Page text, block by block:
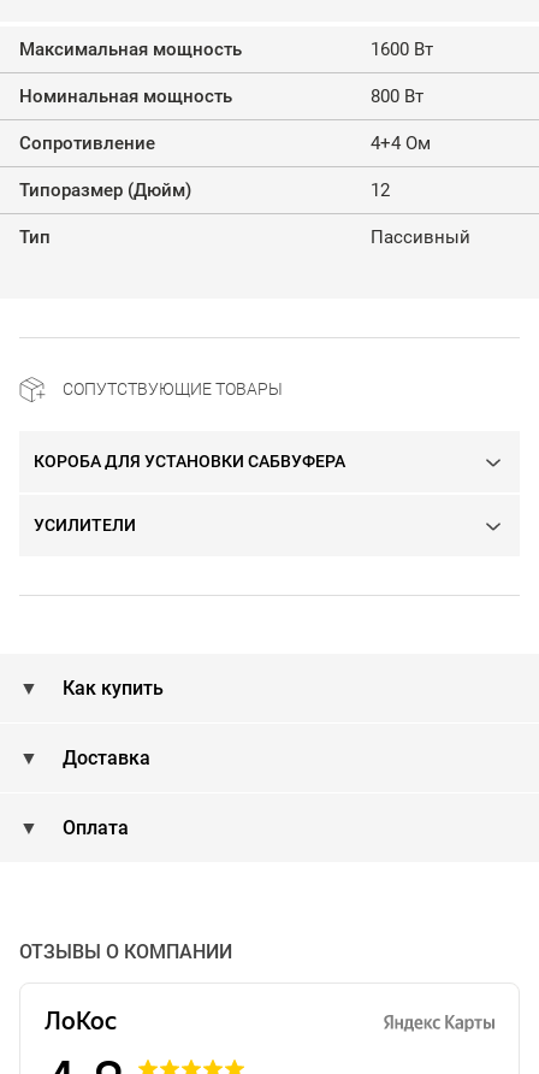
Максимальная мощность 1600 Вт
Номинальная мощность 800 Вт
Сопротивление 4+4 Ом
Типоразмер (Дюйм) 12
Тип Пассивный
СОПУТСТВУЮЩИЕ ТОВАРЫ
КОРОБА ДЛЯ УСТАНОВКИ САБВУФЕРА
УСИЛИТЕЛИ
Как купить
Доставка
Оплата
ОТЗЫВЫ О КОМПАНИИ